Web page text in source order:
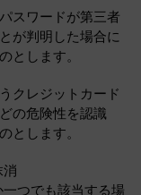
スワードが第三者
が判明した場合に
とします。
クレジットカード
の危険性を認識
とします。
つでも該当する場